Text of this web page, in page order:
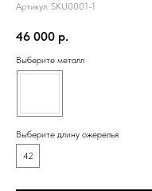
Артикул: SKU0001-1
46 000 р.
Выберите металл
Выберите длину ожерелья
42